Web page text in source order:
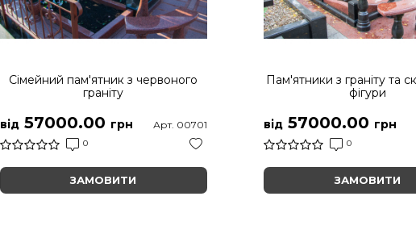
Сімейний пам'ятник з червоного
граніту
від57000.00 грн
0
Арт. 00701
ЗАМОВИТИ
Пам'ятники з граніту та
фігури
від 57000.00 грн
0
ЗАМОВИТИ